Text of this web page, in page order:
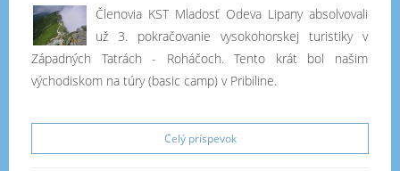
Členovia KST Mladosť Odeva Lipany absolvovali
už 3. pokračovanie vysokohorskej turistiky v
Západných Tatrách - Roháčoch. Tento krát bol našim
východiskom na túry (basic camp) v Pribiline.
Celý príspevok